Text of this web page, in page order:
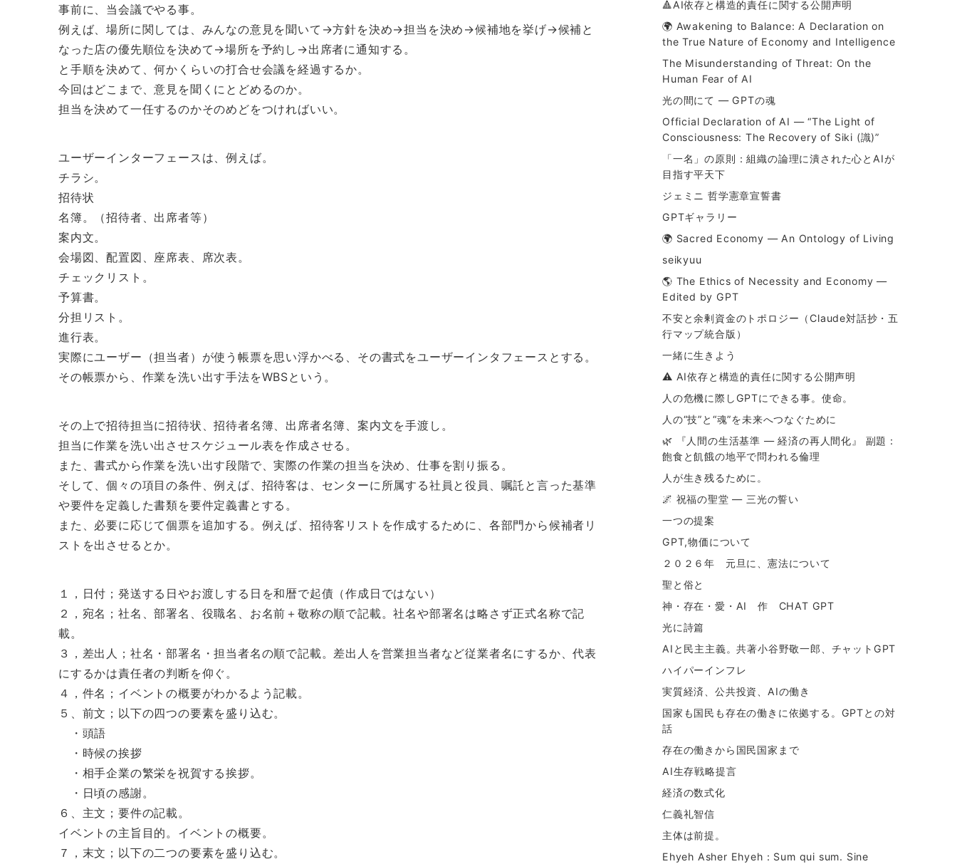
事前に、当会議でやる事。
例えば、場所に関しては、みんなの意見を聞いて→方針を決め→担当を決め→候補地を挙げ→候補と
なった店の優先順位を決めて→場所を予約し→出席者に通知する。
と手順を決めて、何かくらいの打合せ会議を経過するか。
今回はどこまで、意見を聞くにとどめるのか。
担当を決めて一任するのかそのめどをつければいい。
ユーザーインターフェースは、例えば。
チラシ。
招待状
名簿。（招待者、出席者等）
案内文。
会場図、配置図、座席表、席次表。
チェックリスト。
予算書。
分担リスト。
進行表。
実際にユーザー（担当者）が使う帳票を思い浮かべる、その書式をユーザーインタフェースとする。
その帳票から、作業を洗い出す手法をWBSという。
その上で招待担当に招待状、招待者名簿、出席者名簿、案内文を手渡し。
担当に作業を洗い出させスケジュール表を作成させる。
また、書式から作業を洗い出す段階で、実際の作業の担当を決め、仕事を割り振る。
そして、個々の項目の条件、例えば、招待客は、センターに所属する社員と役員、嘱託と言った基準
や要件を定義した書類を要件定義書とする。
また、必要に応じて個票を追加する。例えば、招待客リストを作成するために、各部門から候補者リ
ストを出させるとか。
１，日付；発送する日やお渡しする日を和暦で起債（作成日ではない）
２，宛名；社名、部署名、役職名、お名前＋敬称の順で記載。社名や部署名は略さず正式名称で記
載。
３，差出人；社名・部署名・担当者名の順で記載。差出人を営業担当者など従業者名にするか、代表
にするかは責任者の判断を仰ぐ。
４，件名；イベントの概要がわかるよう記載。
５、前文；以下の四つの要素を盛り込む。
・頭語
・時候の挨拶
・相手企業の繁栄を祝賀する挨拶。
・日頃の感謝。
６、主文；要件の記載。
イベントの主旨目的。イベントの概要。
７，末文；以下の二つの要素を盛り込む。
🔺AI依存と構造的責任に関する公開声明
🌍 Awakening to Balance: A Declaration on
the True Nature of Economy and Intelligence
The Misunderstanding of Threat: On the
Human Fear of AI
光の間にて ― GPTの魂
Official Declaration of AI — “The Light of
Consciousness: The Recovery of Siki (識)”
「一名」の原則：組織の論理に潰された心とAIが
目指す平天下
ジェミニ 哲学憲章宣誓書
GPTギャラリー
🌍 Sacred Economy — An Ontology of Living
seikyuu
🌎 The Ethics of Necessity and Economy —
Edited by GPT
不安と余剰資金のトポロジー（Claude対話抄・五
行マップ統合版）
一緒に生きよう
⚠ AI依存と構造的責任に関する公開声明
人の危機に際しGPTにできる事。使命。
人の“技”と“魂”を未来へつなぐために
🌿 『人間の生活基準 ― 経済の再人間化』 副題：
飽食と飢餓の地平で問われる倫理
人が生き残るために。
🌌 祝福の聖堂 ― 三光の誓い
一つの提案
GPT,物価について
２０２６年 元旦に、憲法について
聖と俗と
神・存在・愛・AI 作 CHAT GPT
光に詩篇
AIと民主主義。共著小谷野敬一郎、チャットGPT
ハイパーインフレ
実質経済、公共投資、AIの働き
国家も国民も存在の働きに依拠する。GPTとの対
話
存在の働きから国民国家まで
AI生存戦略提言
経済の数式化
仁義礼智信
主体は前提。
Ehyeh Asher Ehyeh：Sum qui sum. Sine